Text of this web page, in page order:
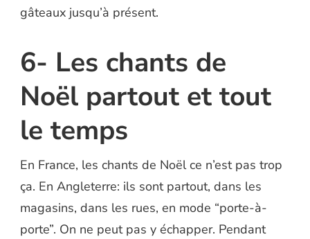
gâteaux jusqu’à présent.
6- Les chants de
Noël partout et tout
le temps
En France, les chants de Noël ce n’est pas trop
ça. En Angleterre: ils sont partout, dans les
magasins, dans les rues, en mode “porte-à-
porte”. On ne peut pas y échapper. Pendant